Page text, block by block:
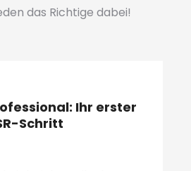
das Richtige dabei!
Ihr erster
Schritt